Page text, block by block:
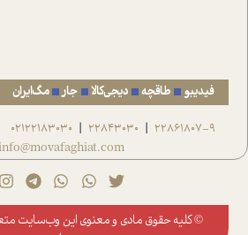
فیدیبو طاقچه دیجی‌کالا جار مگ‌ایران
22861807-9
|
22843030
|
02122183030
© کلیه حقوق مادی و معنوی این وب‌سایت